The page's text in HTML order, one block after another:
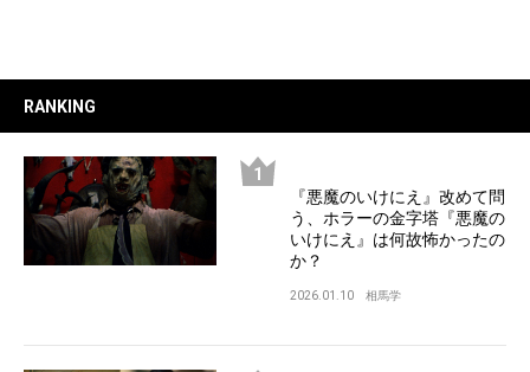
RANKING
『悪魔のいけにえ』改めて問
う、ホラーの金字塔『悪魔の
いけにえ』は何故怖かったの
か？
2026.01.10 相馬学